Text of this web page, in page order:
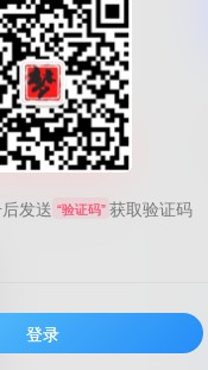
立即购买
发送 “验证码” 获取验证码
登录